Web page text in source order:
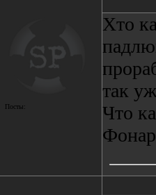
Посты:
Хто
так
Что